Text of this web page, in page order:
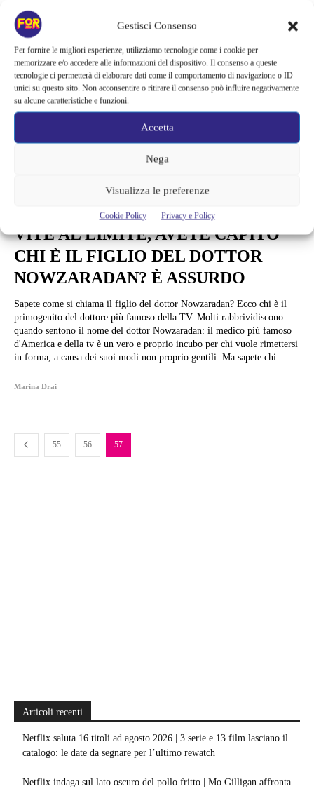
Gestisci Consenso
Per fornire le migliori esperienze, utilizziamo tecnologie come i cookie per
memorizzare e/o accedere alle informazioni del dispositivo. Il consenso a queste
tecnologie ci permetterà di elaborare dati come il comportamento di navigazione o ID
unici su questo sito. Non acconsentire o ritirare il consenso può influire negativamente
su alcune caratteristiche e funzioni.
Accetta
Nega
Visualizza le preferenze
Cookie Policy Privacy e Policy
VITE AL LIMITE, AVETE CAPITO
CHI È IL FIGLIO DEL DOTTOR
NOWZARADAN? È ASSURDO
Sapete come si chiama il figlio del dottor Nowzaradan? Ecco chi è il
primogenito del dottore più famoso della TV. Molti rabbrividiscono
quando sentono il nome del dottor Nowzaradan: il medico più famoso
d'America e della tv è un vero e proprio incubo per chi vuole rimettersi
in forma, a causa dei suoi modi non proprio gentili. Ma sapete chi...
Marina Drai
55 56 57
Articoli recenti
Netflix saluta 16 titoli ad agosto 2026 | 3 serie e 13 film lasciano il
catalogo: le date da segnare per l’ultimo rewatch
Netflix indaga sul lato oscuro del pollo fritto | Mo Gilligan affronta